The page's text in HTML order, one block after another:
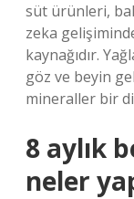
süt ürünleri,
zeka
kaynağıdır.
göz ve beyin
mineraller bir
8 aylık
neler